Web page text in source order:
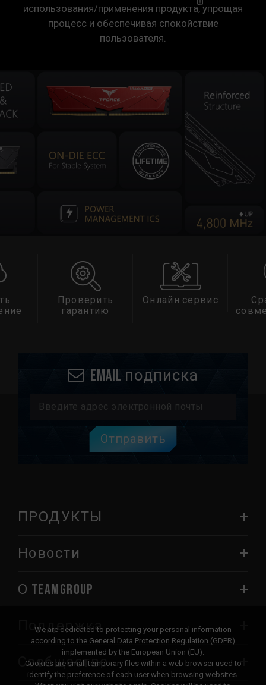
использования/применения продукта,упрощая
процесс и обеспечивая спокойствие
пользователя.
Проверить
гарантию
Онлайн сервис
Email подписка
Отправить
ПРОДУКТЫ
Новости
О TEAMGROUP
Поддержка
Сообщество
We are dedicated to protecting your personal information
according to the General Data Protection Regulation (GDPR)
implemented by the European Union (EU).
Cookies are small temporary files within a web browser used to
identify the preference of each user when browsing websites.